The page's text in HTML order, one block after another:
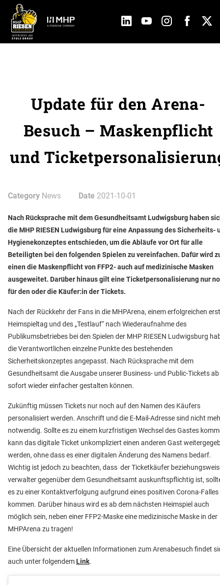
Update für den Arena-
Besuch – Maskenpflicht
und
Category News Date 2021-10-01
Nach Rücksprache mit dem Gesundheitsamt Ludwigsburg haben
die MHP RIESEN Ludwigsburg für eine Anpassung des Sicherheits-
Hygienekonzeptes entschieden, um die Abläufe vor Ort für alle
Beteiligten bei den folgenden Spielen zu vereinfachen. Dafür wird
einen die Maskenpflicht von FFP2- auch auf medizinische Masken
ausgeweitet. Darüber hinaus gilt eine Ticketpersonalisierung nur
für den oder die Käufer:in der Tickets.
Nach der Rückkehr der Fans in die MHPArena, einem erfolgreichen
Heimspieltag und des „Testlauf“ nach Wiederaufnahme des
Publikumsbetriebes bei den Spielen der MHP RIESEN Ludwigsburg
die Verantwortlichen einzelne Punkte des bestehenden
Sicherheitskonzeptes angepasst. Nach Rücksprache mit dem
Gesundheitsamt die Ausgabe unserer Business- und Public-Tickets ab
sofort wieder einfacher gestalten können.
Zukünftig müssen Tickets nur noch auf den Namen des Käufers
personalisiert werden. Anschrift und die E-Mail-Adresse sind nicht
notwendig. Sollte es zu einem kurzfristigen Wechsel des Gastes
kann das digitale Ticket unkompliziert einen anderen Gast
werden, ohne dass es einer digitalen Änderung des Namens bedarf.
Wichtig ist jedoch zu beachten, dass der Ticketkäufer
verwalter gegenüber dem Gesundheitsamt auskunftspflichtig ist,
es zu einer Kontaktverfolgung aufgrund eines positiven Corona-Falles
kommen. Darüber hinaus wird es ab dem nächsten Heimspiel auch
möglich sein, neben einer FFP2-Maske eine medizinische Maske in der
MHPArena zu tragen!
Eine Übersicht der aktuellen Informationen zum Arenabesuch findet
auch unter folgendem Link.